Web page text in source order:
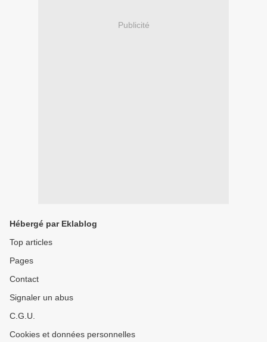
Publicité
Hébergé par Eklablog
Top articles
Pages
Contact
Signaler un abus
C.G.U.
Cookies et données personnelles